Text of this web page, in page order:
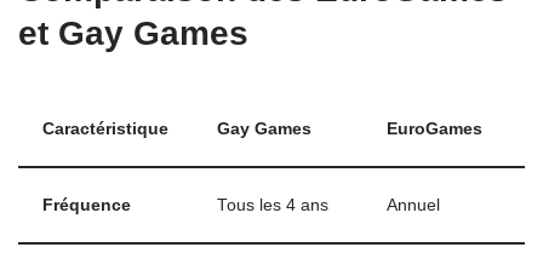
et Gay Games
Caractéristique Gay Games EuroGames
Fréquence Tous les 4 ans Annuel